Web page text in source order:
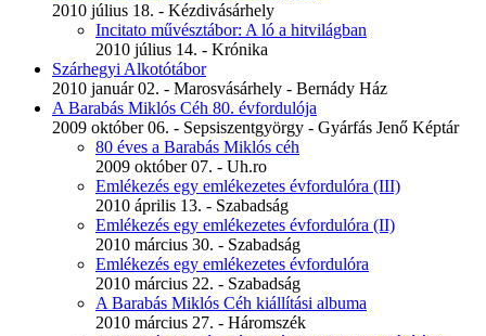
2010 július 18. - Kézdivásárhely
Incitato művésztábor: A ló a hitvilágban
2010 július 14. - Krónika
Szárhegyi Alkotótábor
2010 január 02. - Marosvásárhely - Bernády Ház
A Barabás Miklós Céh 80. évfordulója
2009 október 06. - Sepsiszentgyörgy - Gyárfás Jenő Képtár
80 éves a Barabás Miklós céh
2009 október 07. - Uh.ro
Emlékezés egy emlékezetes évfordulóra (III)
2010 április 13. - Szabadság
Emlékezés egy emlékezetes évfordulóra (II)
2010 március 30. - Szabadság
Emlékezés egy emlékezetes évfordulóra
2010 március 22. - Szabadság
A Barabás Miklós Céh kiállítási albuma
2010 március 27. - Háromszék